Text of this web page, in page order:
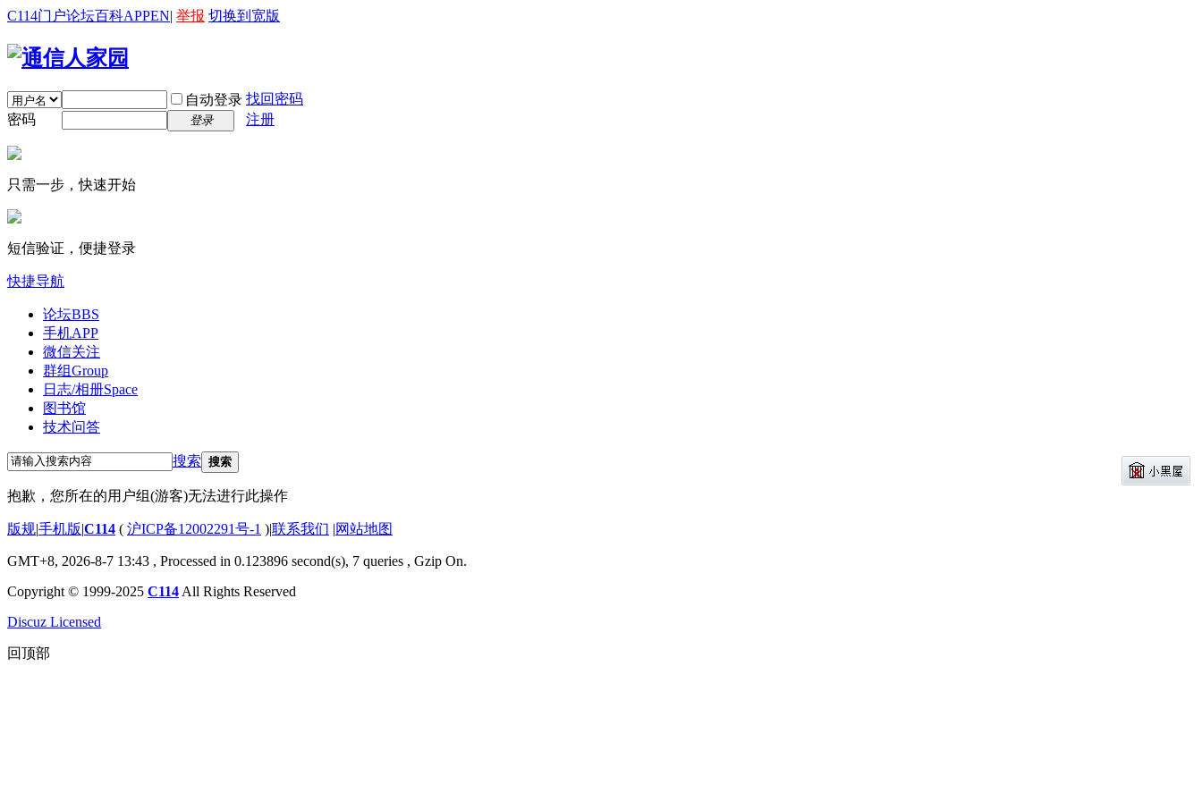
C114门户论坛百科APPEN| 举报 切换到宽版
自动登录 找回密码
密码
登录 注册
只需一步，快速开始
短信验证，便捷登录
快捷导航
论坛BBS
手机APP
微信关注
群组Group
日志/相册Space
图书馆
技术问答
搜索 搜索
抱歉，您所在的用户组(游客)无法进行此操作
版规|手机版|C114 ( 沪ICP备12002291号-1 )|联系我们 |网站地图
GMT+8, 2026-8-7 13:43 , Processed in 0.123896 second(s), 7 queries , Gzip On.
Copyright © 1999-2025 C114 All Rights Reserved
Discuz Licensed
回顶部